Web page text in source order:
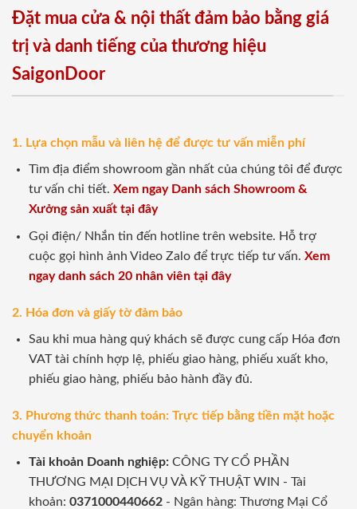
Đặt mua cửa & nội thất đảm bảo bằng giá
trị và danh tiếng của thương hiệu
SaigonDoor
1. Lựa chọn mẫu và liên hệ để được tư vấn miễn phí
Tìm địa điểm showroom gần nhất của chúng tôi để được
tư vấn chi tiết. Xem ngay Danh sách Showroom &
Xưởng sản xuất tại đây
Gọi điện/ Nhắn tin đến hotline trên website. Hỗ trợ
cuộc gọi hình ảnh Video Zalo để trực tiếp tư vấn. Xem
ngay danh sách 20 nhân viên tại đây
2. Hóa đơn và giấy tờ đảm bảo
Sau khi mua hàng quý khách sẽ được cung cấp Hóa đơn
VAT tài chính hợp lệ, phiếu giao hàng, phiếu xuất kho,
phiếu giao hàng, phiếu bảo hành đầy đủ.
3. Phương thức thanh toán: Trực tiếp bằng tiền mặt hoặc
chuyển khoản
Tài khoản Doanh nghiệp:CÔNG TY CỔ PHẦN
THƯƠNG MẠI DỊCH VỤ VÀ KỸ THUẬT WIN - Tài
khoản: 0371000440662- Ngân hàng: Thương Mại Cổ